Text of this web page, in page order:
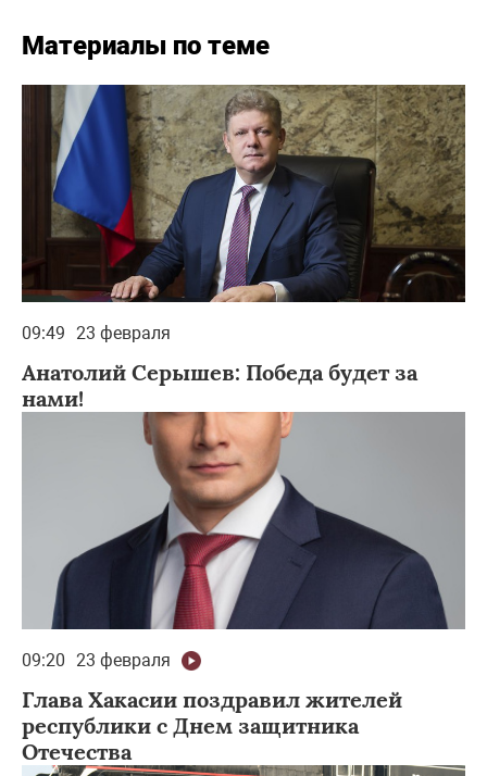
Материалы по теме
09:49 23 февраля
Анатолий Серышев: Победа будет за
нами!
09:20 23 февраля
Глава Хакасии поздравил жителей
республики с Днем защитника
Отечества